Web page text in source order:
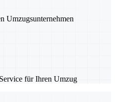
Umzugsunternehmen
für Ihren Umzug